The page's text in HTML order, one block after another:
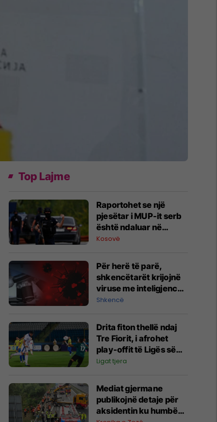
Top Lajme
Raportohet se një
pjesëtar i MUP-it serb
është ndaluar në
Jarinë
Kosovë
Për herë të parë,
shkencëtarët krijojnë
viruse me inteligjencë
artificiale
Shkencë
Drita fiton thellë ndaj
Tre Fiorit, i afrohet
play-offit të Ligës së
Konferencës
Ligat tjera
Mediat gjermane
publikojnë detaje për
aksidentin ku humbën